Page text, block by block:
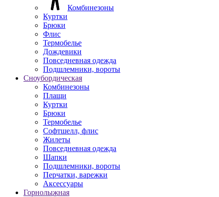
Комбинезоны
Куртки
Брюки
Флис
Термобелье
Дождевики
Повседневная одежда
Подшлемники, вороты
Сноубордическая
Комбинезоны
Плащи
Куртки
Брюки
Термобелье
Софтшелл, флис
Жилеты
Повседневная одежда
Шапки
Подшлемники, вороты
Перчатки, варежки
Аксессуары
Горнолыжная